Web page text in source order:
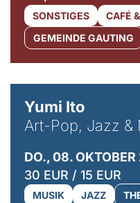
SONSTIGES
CAFÉ
GEMEINDE GAUTING
Yumi Ito
Art-Pop, Jazz &
DO., 08.
30 EUR / 15 EUR
MUSIK JAZZ